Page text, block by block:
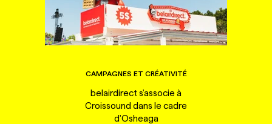
CAMPAGNES ET CRÉATIVITÉ
belairdirect s'associe à
Croissound dans le cadre
d'Osheaga